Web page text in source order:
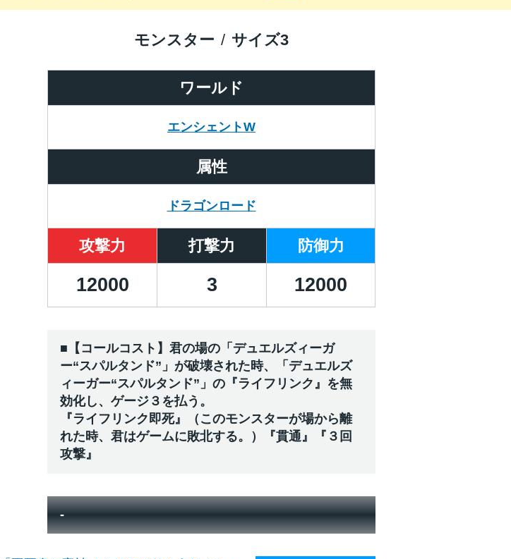
ワールド
エンシェントW
モンスター サイズ3
属性
ドラゴンロード
攻撃力 打撃力 防御力
12000 3 12000
■【コールコスト】君の場の「デュエルズィーガ
ー“スパルタンド”」が破壊された時、「デュエルズ
ィーガー“スパルタンド”」の『ライフリンク』を無
効化し、ゲージ３を払う。
『ライフリンク即死』（このモンスターが場から離
れた時、君はゲームに敗北する。）『貫通』『３回
攻撃』
-